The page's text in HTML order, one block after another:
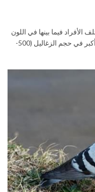
الأفراد فيما بينها في اللون
والحجم. منه الأبيض والأحمر والرمادي، وهو أكبر في حجم الزغاليل (500-